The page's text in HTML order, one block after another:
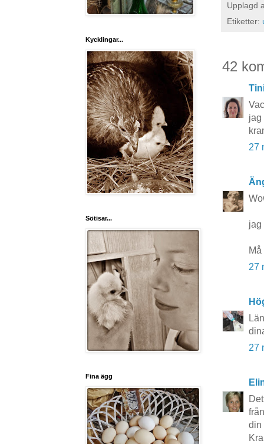
Upplagd
Etiketter:
42
jag
27
jag
27
27
din
Kycklingar...
Sötisar...
Fina ägg